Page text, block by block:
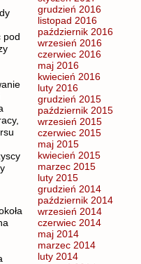
pod
grudzień 2016
listopad 2016
październik 2016
wrzesień 2016
czerwiec 2016
maj 2016
kwiecień 2016
luty 2016
grudzień 2015
październik 2015
wrzesień 2015
czerwiec 2015
maj 2015
kwiecień 2015
marzec 2015
luty 2015
grudzień 2014
październik 2014
wrzesień 2014
czerwiec 2014
maj 2014
marzec 2014
luty 2014